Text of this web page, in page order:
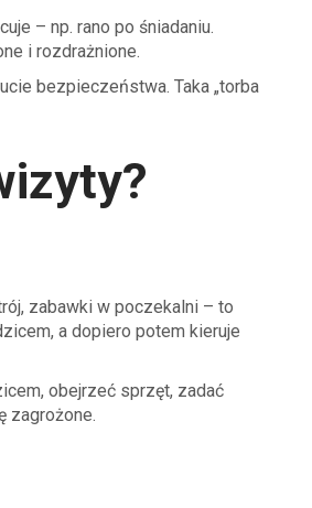
– np. rano po śniadaniu.
i rozdrażnione.
bezpieczeństwa. Taka „torba
zabawki w poczekalni – to
a dopiero potem kieruje
obejrzeć sprzęt, zadać
zagrożone.